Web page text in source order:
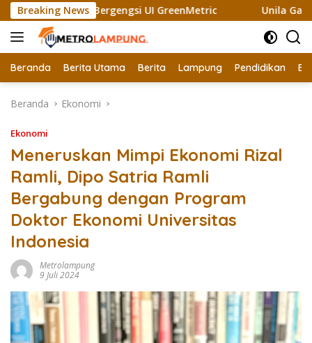
Langsung
ke
konten
Breaking News
Sertifikat Bergengsi UI GreenMetric Unila Gandeng
Beranda Berita Utama Berita Lampung Pendidikan
Beranda Ekonomi
Ekonomi
Meneruskan Mimpi Ekonomi Rizal
Ramli, Dipo Satria Ramli
Bergabung dengan Program
Doktor Ekonomi Universitas
Indonesia
Metrolampung
9 Juli 2024